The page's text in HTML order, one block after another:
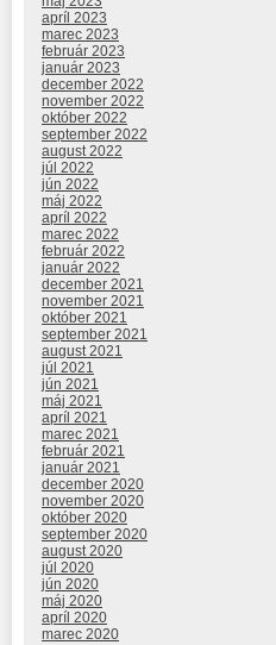
apríl 2023
marec 2023
február 2023
január 2023
december 2022
november 2022
október 2022
september 2022
august 2022
júl 2022
jún 2022
máj 2022
apríl 2022
marec 2022
február 2022
január 2022
december 2021
november 2021
október 2021
september 2021
august 2021
júl 2021
jún 2021
máj 2021
apríl 2021
marec 2021
február 2021
január 2021
december 2020
november 2020
október 2020
september 2020
august 2020
júl 2020
jún 2020
máj 2020
apríl 2020
marec 2020